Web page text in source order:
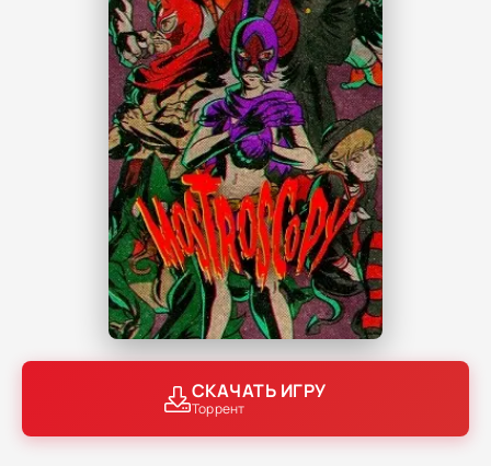
СКАЧАТЬ ИГРУ
Торрент